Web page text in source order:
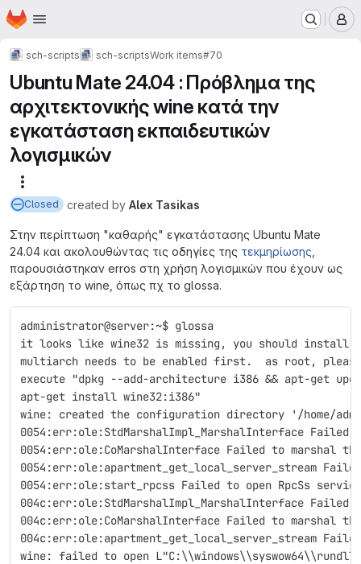
Skip to main content
Homepage
sch-scripts sch-scriptsWork items#70
Ubuntu Mate 24.04 : Πρόβλημα της
αρχιτεκτονικής wine κατά την
εγκατάσταση εκπαιδευτικών
λογισμικών
Closed created by Alex Tasikas
Στην περίπτωση "καθαρής" εγκατάστασης Ubuntu Mate
24.04 και ακολουθώντας τις οδηγίες της τεκμηρίωσης
παρουσιάστηκαν erros στη χρήση λογισμικών που έχουν ως
εξάρτηση το wine, όπως πχ το glossa.
administrator@server:~$ glossa
it looks like wine32 is missing, you should install
multiarch needs to be enabled first.  as root, please
execute "dpkg --add-architecture i386 && apt-get
apt-get install wine32:i386"
wine: created the configuration directory '/home/
0054:err:ole:StdMarshalImpl_MarshalInterface
0054:err:ole:CoMarshalInterface Failed to marshal the
0054:err:ole:apartment_get_local_server_stream
0054:err:ole:start_rpcss Failed to open RpcSs service
004c:err:ole:StdMarshalImpl_MarshalInterface
004c:err:ole:CoMarshalInterface Failed to marshal the
004c:err:ole:apartment_get_local_server_stream
wine: failed to open